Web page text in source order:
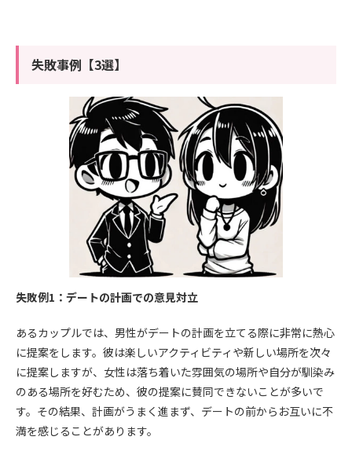
失敗事例【3選】
失敗例1：デートの計画での意見対立
あるカップルでは、男性がデートの計画を立てる際に非常に熱心
に提案をします。彼は楽しいアクティビティや新しい場所を次々
に提案しますが、女性は落ち着いた雰囲気の場所や自分が馴染み
のある場所を好むため、彼の提案に賛同できないことが多いで
す。その結果、計画がうまく進まず、デートの前からお互いに不
満を感じることがあります。